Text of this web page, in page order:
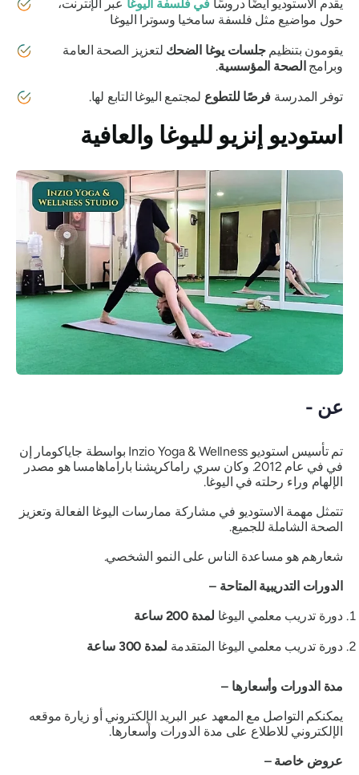
يقدم الاستوديو أيضًا دروسًافي فلسفة اليوغاعبر الإنترنت،
حول مواضيع مثل فلسفة سامخيا وسوترا اليوغا
يقومون بتنظيمجلسات يوغا الضحكلتعزيز الصحة العامة
وبرامجالصحة المؤسسية.
توفر المدرسةفرصًا للتطوعلمجتمع اليوغا التابع لها.
استوديو إنزيو لليوغا والعافية
عن -
تم تأسيس استوديو Inzio Yoga & Wellness بواسطة جاياكومار إن
في في عام 2012. وكان سري راماكريشنا باراماهامسا هو مصدر
الإلهام وراء رحلته في اليوغا.
تتمثل مهمة الاستوديو في مشاركة ممارسات اليوغا الفعالة وتعزيز
الصحة الشاملة للجميع.
شعارهم هو مساعدة الناس على النمو الشخصي.
الدورات التدريبية المتاحة –
دورة تدريب معلمي اليوغالمدة 200 ساعة
دورة تدريب معلمي اليوغا المتقدمةلمدة 300 ساعة
مدة الدورات وأسعارها –
يمكنكم التواصل مع المعهد عبر البريد الإلكتروني أو زيارة موقعه
الإلكتروني للاطلاع على مدة الدورات وأسعارها.
عروض خاصة –